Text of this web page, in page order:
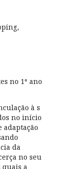
no 1º ano
à s
no início
adaptação
da
no seu
quais a